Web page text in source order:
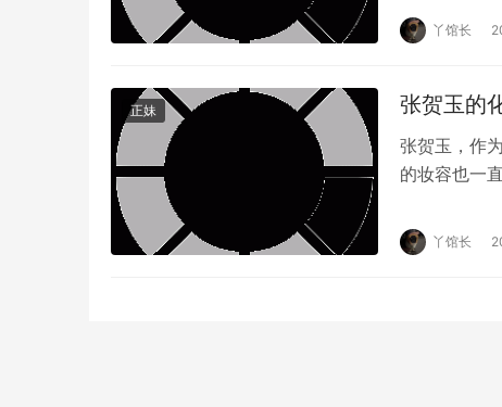
丫馆长
正妹 张贺玉的
张贺玉，作
的妆容也一
丫馆长